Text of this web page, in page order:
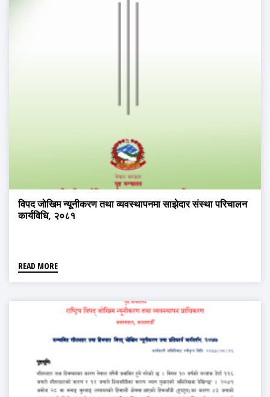
विपद जोखिम न्यूनीकरण तथा व्यवस्थापनमा साझेदार संस्था परिचालन
कार्यविधि, २०८१
READ MORE